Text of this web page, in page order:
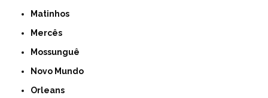
Matinhos
Mercês
Mossunguê
Novo Mundo
Orleans